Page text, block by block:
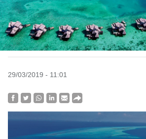
29/03/2019 - 11:01